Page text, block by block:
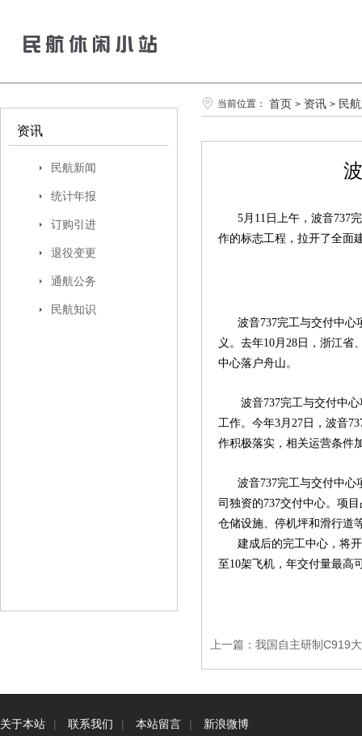
资讯
民航新闻
统计年报
订购引进
退役变更
通航公务
民航知识
当前位置： 首页 > 资讯 > 民
5月11日上午，波音737完
作的标志工程，拉开了全面
波音737完工与交付中心
义。去年10月28日，浙江
中心落户舟山。
波音737完工与交付中心
工作。今年3月27日，波音
作积极落实，相关运营条件
波音737完工与交付中心
司独资的737交付中心。项
仓储设施、停机坪和滑行道
建成后的完工中心，将开
至10架飞机，年交付量最高
上一篇： 我国自主研制C919
关于本站 | 联系我们 | 本站留言 |
新浪微博